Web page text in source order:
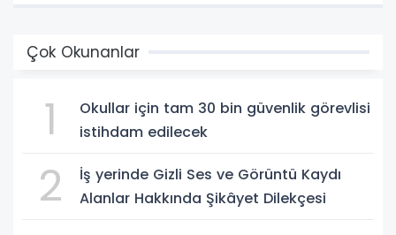
Çok Okunanlar
1
Okullar için tam 30 bin güvenlik görevlisi
istihdam edilecek
2
İş yerinde Gizli Ses ve Görüntü Kaydı
Alanlar Hakkında Şikâyet Dilekçesi